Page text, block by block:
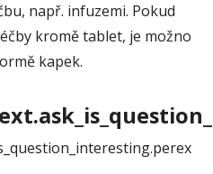
např. infuzemi. Pokud
kromě tablet, je možno
kapek.